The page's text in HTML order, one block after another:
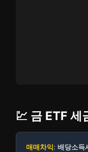
💹 금 ETF 세
매매차익: 배당소득